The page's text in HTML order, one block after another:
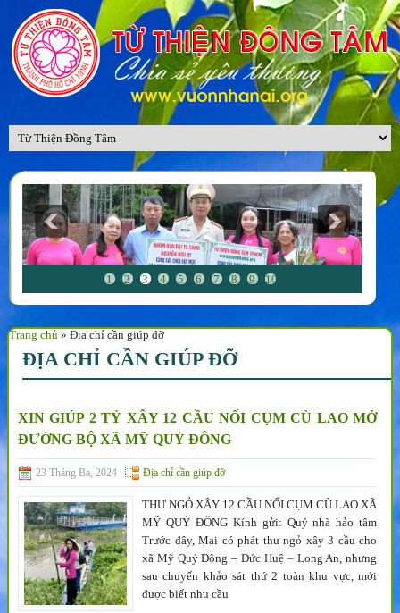
1 2 3 4 5 6 7 8 9 10
Trang chủ » Địa chỉ cần giúp đỡ
ĐỊA CHỈ CẦN GIÚP ĐỠ
XIN GIÚP 2 TỶ XÂY 12 CẦU NỐI CỤM CÙ LAO MỞ
ĐƯỜNG BỘ XÃ MỸ QUÝ ĐÔNG
23 Tháng Ba, 2024 Địa chỉ cần giúp đỡ
THƯ NGỎ XÂY 12 CẦU NỐI CỤM CÙ LAO XÃ
MỸ QUÝ ĐÔNG Kính gửi: Quý nhà hảo tâm
Trước đây, Mai có phát thư ngỏ xây 3 cầu cho
xã Mỹ Quý Đông – Đức Huệ – Long An, nhưng
sau chuyến khảo sát thứ 2 toàn khu vực, mới
được biết nhu cầu